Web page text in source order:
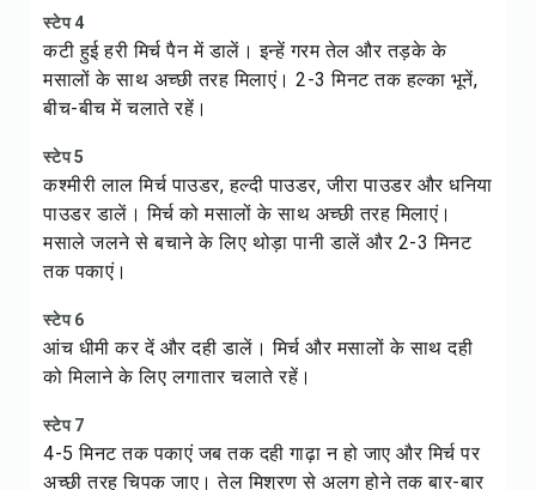
स्टेप 4
कटी हुई हरी मिर्च पैन में डालें। इन्हें गरम तेल और तड़के के
मसालों के साथ अच्छी तरह मिलाएं। 2-3 मिनट तक हल्का भूनें,
बीच-बीच में चलाते रहें।
स्टेप 5
कश्मीरी लाल मिर्च पाउडर, हल्दी पाउडर, जीरा पाउडर और धनिया
पाउडर डालें। मिर्च को मसालों के साथ अच्छी तरह मिलाएं।
मसाले जलने से बचाने के लिए थोड़ा पानी डालें और 2-3 मिनट
तक पकाएं।
स्टेप 6
आंच धीमी कर दें और दही डालें। मिर्च और मसालों के साथ दही
को मिलाने के लिए लगातार चलाते रहें।
स्टेप 7
4-5 मिनट तक पकाएं जब तक दही गाढ़ा न हो जाए और मिर्च पर
अच्छी तरह चिपक जाए। तेल मिश्रण से अलग होने तक बार-बार